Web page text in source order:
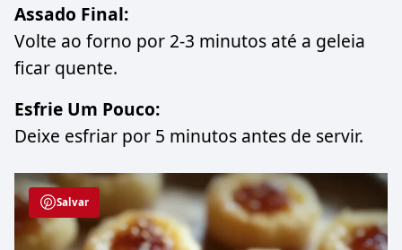
Assado Final:
Volte ao forno por 2-3 minutos até a geleia
ficar quente.
Esfrie Um Pouco:
Deixe esfriar por 5 minutos antes de servir.
Salvar